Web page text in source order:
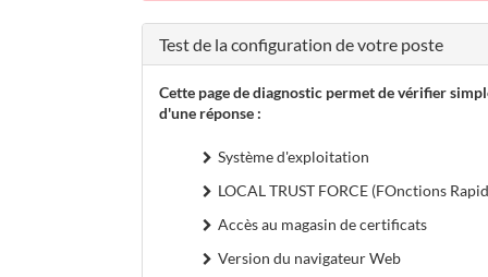
Test de la configuration de votre poste
Cette page de diagnostic permet de vérifier
d'une réponse :
Système d'exploitation
LOCAL TRUST FORCE (FOnctions
Accès au magasin de certificats
Version du navigateur Web